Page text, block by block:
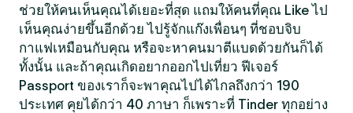
ช่วยให้คนเห็นคุณได้เยอะที่สุด แถมให้คนที่คุณ Like ไป
เห็นคุณง่ายขึ้นอีกด้วย ไปรู้จักแก๊งเพื่อนๆ ที่ชอบจิบ
กาแฟเหมือนกับคุณ หรือจะหาคนมาตีแบดด้วยกันก็ได้
ทั้งนั้น และถ้าคุณเกิดอยากออกไปเที่ยว ฟีเจอร์
Passport ของเราก็จะพาคุณไปได้ไกลถึงกว่า 190
ประเทศ คุยได้กว่า 40 ภาษา ก็เพราะที่ Tinder ทุกอย่าง